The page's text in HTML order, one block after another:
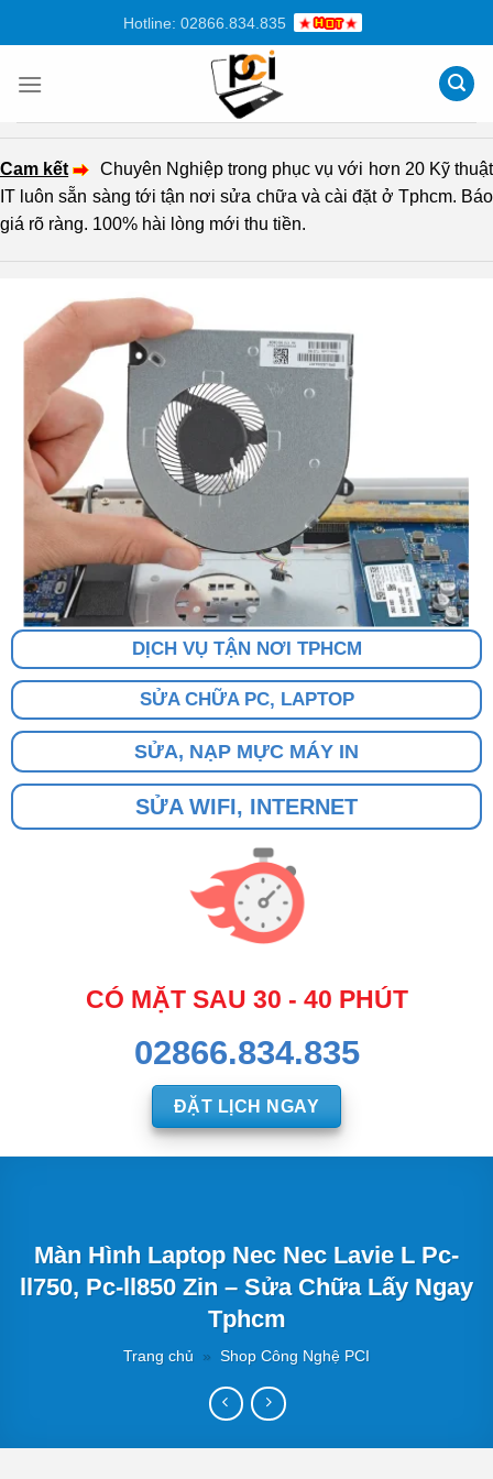
dung
Hotline: 02866.834.835
Cam kết
Chuyên Nghiệp trong phục vụ với hơn 20 Kỹ thuật
IT luôn sẵn sàng tới tận nơi sửa chữa và cài đặt ở Tphcm. Báo
giá rõ ràng. 100% hài lòng mới thu tiền.
DỊCH VỤ TẬN NƠI TPHCM
SỬA CHỮA PC, LAPTOP
SỬA, NẠP MỰC MÁY IN
SỬA WIFI, INTERNET
CÓ MẶT SAU 30 - 40 PHÚT
02866.834.835
ĐẶT LỊCH NGAY
Màn Hình Laptop Nec Nec Lavie L Pc-
ll750, Pc-ll850 Zin – Sửa Chữa Lấy Ngay
Tphcm
Trang chủ » Shop Công Nghệ PCI